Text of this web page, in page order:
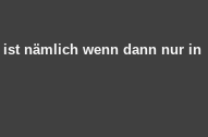
ist nämlich wenn dann nur in